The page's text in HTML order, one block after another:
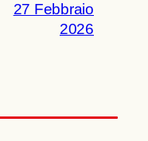
27 Febbraio
2026